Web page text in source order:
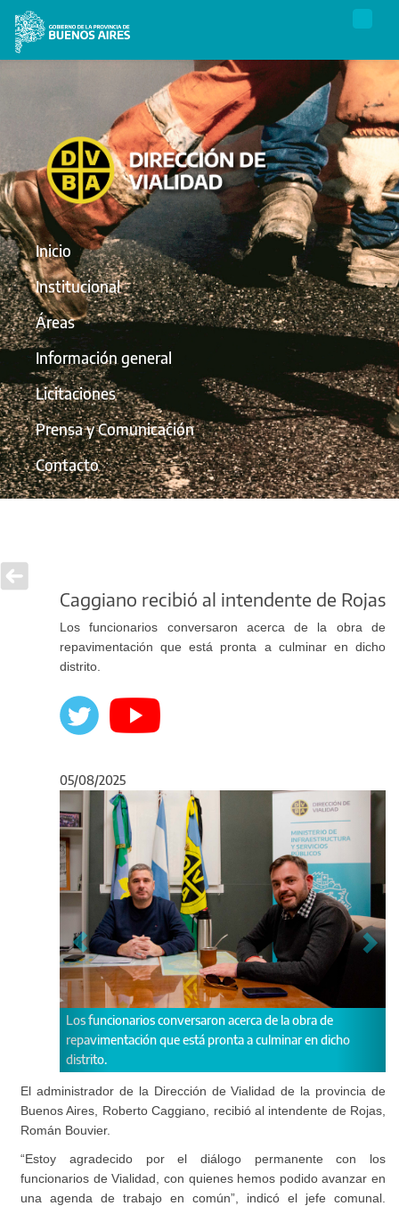
Inicio
Institucional
Áreas
Información general
Licitaciones
Prensa y Comunicación
Contacto
Caggiano recibió al intendente de Rojas
Los funcionarios conversaron acerca de la obra de
repavimentación que está pronta a culminar en dicho
distrito.
05/08/2025
conversaron acerca de la obra de
que está pronta a culminar en dicho
“Estoy agradecido
funcionarios de
Anterior
El administrador de la Dirección de Vialidad de la provincia de
Buenos Aires, Roberto Caggiano, recibió al intendente de Rojas,
Román Bouvier.
“Estoy agradecido por el diálogo permanente con los
funcionarios de Vialidad, con quienes hemos podido avanzar en
una agenda de trabajo en común”, indicó el jefe comunal.